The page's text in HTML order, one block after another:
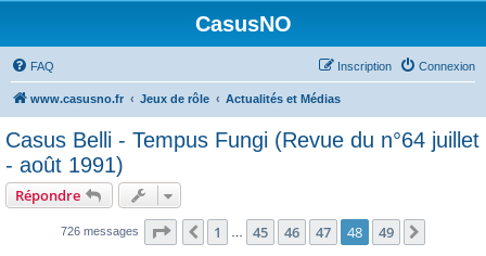
CasusNO
FAQ Connexion
Inscription
www.casusno.fr Jeux de rôle Actualités et Médias
Casus Belli - Tempus Fungi (Revue du n°64 juillet
- août 1991)
Répondre
726 messages Page 48 sur 49
Précédent
1 45 46 47 48 49